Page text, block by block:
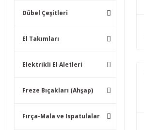
Dübel Çeşitleri
El Takımları
Elektrikli El Aletleri
Freze Bıçakları (Ahşap)
Fırça-Mala ve Ispatulalar